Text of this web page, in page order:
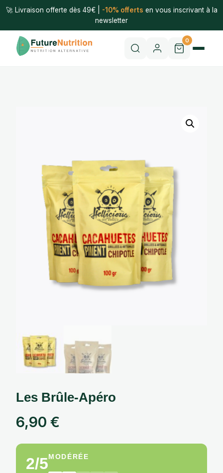
🚀 Livraison offerte dès 49€ | -10% offerts en vous inscrivant à la
newsletter
0
Les Brûle-Apéro
6,90 €
2/5 MODÉRÉE